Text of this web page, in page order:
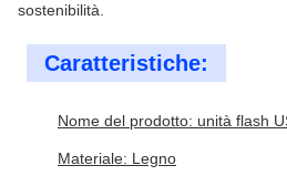
sostenibilità.
Caratteristiche:
Nome del prodotto: unità flash
Materiale: Legno